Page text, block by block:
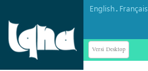
English. Français
Versi Desktop